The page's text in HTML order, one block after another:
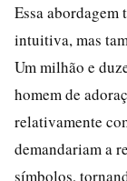
Essa
intuitiva, mas
Um milhão e
homem de
relativamente
demandariam a
símbolos,